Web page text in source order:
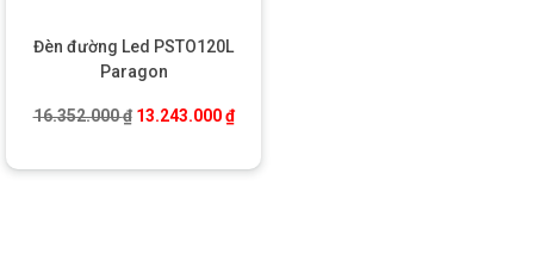
nghiệt.
Đèn đường Led PSTO120L
Paragon
16.352.000₫ Giá gốc là: 16.352.000 ₫.
13.243.000₫Giá hiện tại là: 13.243.000 ₫.